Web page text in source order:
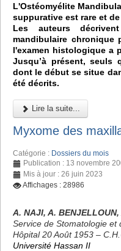
L'Ostéomyélite
suppurative est rare et
Les auteurs
mandibulaire chronique
l'examen histologique a
Jusqu’à présent, seuls
dont le début se situe
été décrits.
Lire la suite...
Myxome des
Catégorie : Dossiers du mois
Publication : 13 novembre
Mis à jour : 26 juin 2023
Affichages : 28986
A. NAJI, A. BENJELLOUN,
Service de Stomatologie et
Hôpital 20 Août 1953 –
Université Hassan II